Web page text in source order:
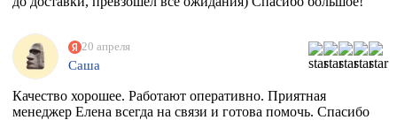
20 апреля
Саша
Качество хорошее. Работают оперативно. Приятная
менеджер Елена всегда на связи и готова помочь. Спасибо